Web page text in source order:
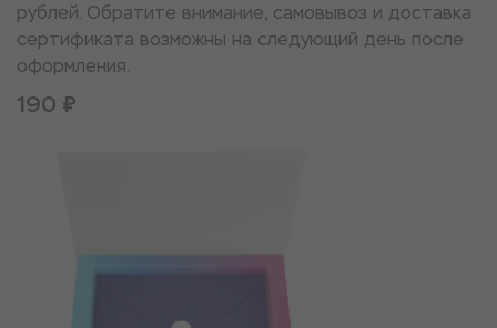
рублей. Обратите внимание, самовывоз и доставка
сертификата возможны на следующий день после
оформления.
190 ₽